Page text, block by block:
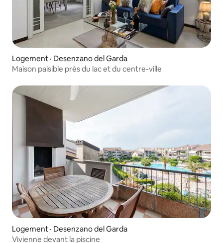
Logement · Desenzano del Garda
Maison paisible près du lac et du centre-ville
Logement · Desenzano del Garda
Vivienne devant la piscine